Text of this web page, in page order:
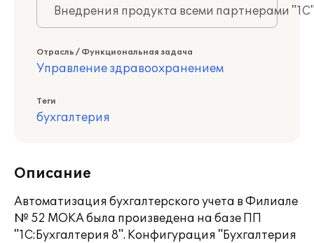
Внедрения продукта всеми партнерами
Отрасль / Функциональная задача
Управление здравоохранением
Теги
бухгалтерия
Описание
Автоматизация бухгалтерского учета в Филиале
№ 52 МОКА была произведена на базе ПП
"1С:Бухгалтерия 8". Конфигурация "Бухгалтерия